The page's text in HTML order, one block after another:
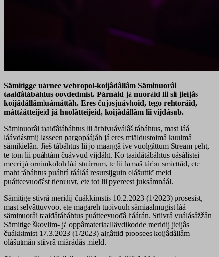
Sämitigge uárnee webropol-koijâdâllâm Säminuorâi
taaiđâtábáhtus oovdedmist. Párnáid já nuoráid lii sii jieijâs
koijâdâllâmluámáttâh. Eres čujosjuávhoid, tego rehtoráid,
máttáátteijeid já huolâtteijeid, koijâdâllâm lii vijđásub.
Säminuorâi taaiđâtábáhtus lii ärbivuáválâš tábáhtus, mast láá
láávdástmij lasseen pargopáájáh já eres miäldustoimâ kuulmâ
sämikielân. Jieš tábáhtus lii jo maaŋgâ ive vuolgâttum Stream peht,
te tom lii puáhtám čuávvuđ vijđáht. Ko taaiđâtábáhtus uásálistei
meeri já ornimkoloh láá stuárrum, te lii lamaš tárbu smiettâđ, ete
maht tábáhtus puáhtá tááláá resursijguin olášuttiđ meid
puátteevuođâst tienuuvt, ete tot lii pyereest juksâmnáál.
Sämitige stivrâ meridij čuákkimstis 10.2.2023 (1/2023) prosesist,
mast selvâttuvvoo, ete magareh tuoivuuh sämiaalmugist láá
säminuorâi taaiđâtábáhtus puátteevuođâ háárán. Stiivrâ vuálásâžžân
Sämitige škovlim- já oppâmateriaallävdikodde meridij jieijâs
čuákkimist 17.3.2023 (1/2023) algâttiđ proosees koijâdâllâm
olášutmân stiivrâ miärádâs mield.